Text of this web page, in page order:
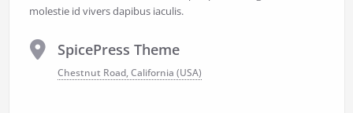
molestie id vivers dapibus iaculis.
SpicePress Theme
Chestnut Road, California (USA)